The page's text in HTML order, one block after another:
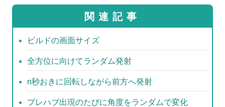
tt
er
c
e
b
o
o
k
e 関連記事
ビルドの画面サイズ
全方位に向けてランダム発射
n秒おきに回転しながら前方へ発射
プレハブ出現のたびに角度をランダムで変化